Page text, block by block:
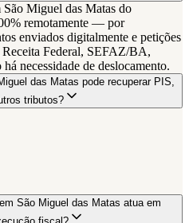
Miguel das Matas do
remotamente — por
enviados digitalmente e petições
Receita Federal, SEFAZ/BA,
necessidade de deslocamento.
das Matas pode recuperar PIS,
tributos?
São Miguel das Matas atua em